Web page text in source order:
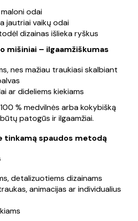
odai
jautriai vaikų odai
dizainas išlieka ryškus
mišiniai – ilgaamžiškumas
nes mažiau traukiasi skalbiant
ar dideliems kiekiams
% medvilnės arba kokybišką
patogūs ir ilgaamžiai.
tinkamą spaudos metodą
detalizuotiems dizainams
animacijas ar individualius